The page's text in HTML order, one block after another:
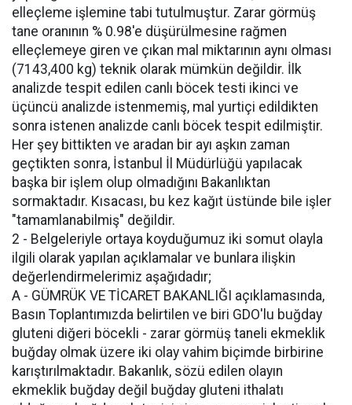
elleçleme işlemine tabi tutulmuştur. Zarar görmüş
tane oranının % 0.98'e düşürülmesine rağmen
elleçlemeye giren ve çıkan mal miktarının aynı olması
(7143,400 kg) teknik olarak mümkün değildir. İlk
analizde tespit edilen canlı böcek testi ikinci ve
üçüncü analizde istenmemiş, mal yurtiçi edildikten
sonra istenen analizde canlı böcek tespit edilmiştir.
Her şey bittikten ve aradan bir ayı aşkın zaman
geçtikten sonra, İstanbul İl Müdürlüğü yapılacak
başka bir işlem olup olmadığını Bakanlıktan
sormaktadır. Kısacası, bu kez kağıt üstünde bile işler
"tamamlanabilmiş" değildir.
2 - Belgeleriyle ortaya koyduğumuz iki somut olayla
ilgili olarak yapılan açıklamalar ve bunlara ilişkin
değerlendirmelerimiz aşağıdadır;
A - GÜMRÜK VE TİCARET BAKANLIĞI açıklamasında,
Basın Toplantımızda belirtilen ve biri GDO'lu buğday
gluteni diğeri böcekli - zarar görmüş taneli ekmeklik
buğday olmak üzere iki olay vahim biçimde birbirine
karıştırılmaktadır. Bakanlık, sözü edilen olayın
ekmeklik buğday değil buğday gluteni ithalatı